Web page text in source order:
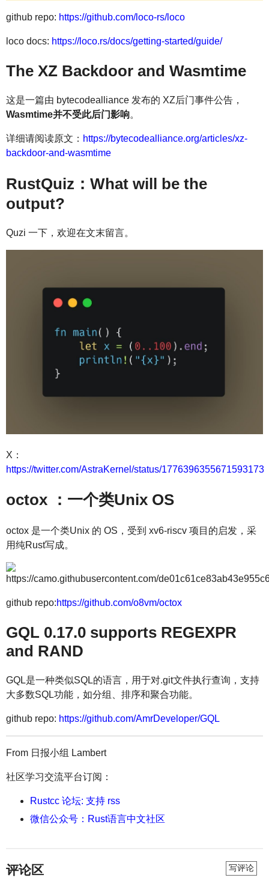
github repo: https://github.com/loco-rs/loco
loco docs: https://loco.rs/docs/getting-started/guide/
The XZ Backdoor and Wasmtime
这是一篇由 bytecodealliance 发布的 XZ后门事件公告，
Wasmtime并不受此后门影响。
详细请阅读原文： https://bytecodealliance.org/articles/xz-
backdoor-and-wasmtime
RustQuiz：What will be the
output?
Quzi 一下，欢迎在文末留言。
X：
https://twitter.com/AstraKernel/status/1776396355671593173
octox ：一个类Unix OS
octox 是一个类Unix 的 OS，受到 xv6-riscv 项目的启发，采
用纯Rust写成。
github repo:https://github.com/o8vm/octox
GQL 0.17.0 supports REGEXPR
and RAND
GQL是一种类似SQL的语言，用于对.git文件执行查询，支持
大多数SQL功能，如分组、排序和聚合功能。
github repo: https://github.com/AmrDeveloper/GQL
From 日报小组 Lambert
社区学习交流平台订阅：
Rustcc 论坛: 支持 rss
微信公众号：Rust语言中文社区
评论区 写评论